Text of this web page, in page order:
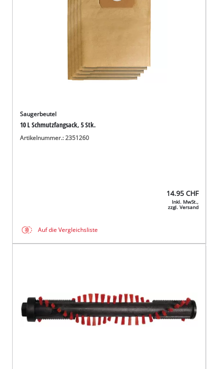
Saugerbeutel
10 L Schmutzfangsack, 5 Stk.
Artikelnummer.: 2351260
14.95 CHF
Inkl. MwSt.,
zzgl. Versand
Auf die Vergleichsliste